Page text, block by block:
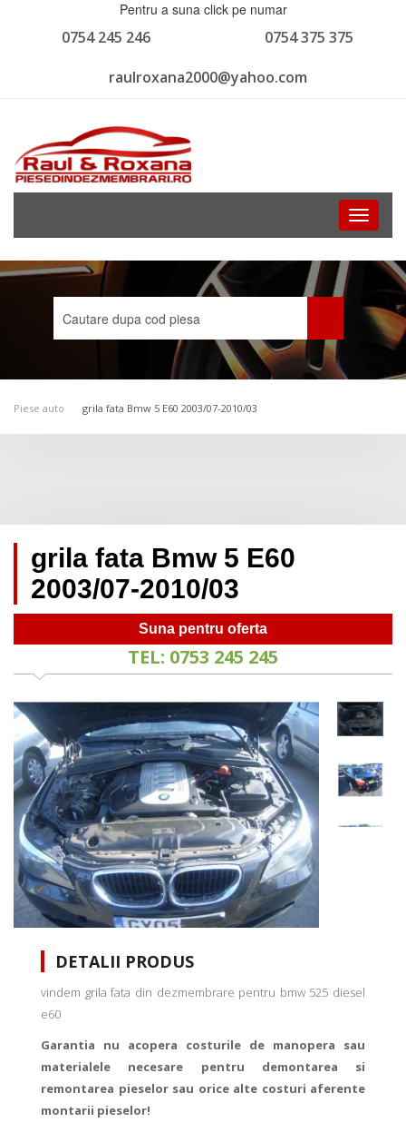
Pentru a suna click pe numar
0754 375 375
0754 245 246
raulroxana2000@yahoo.com
Toggle
Piese auto grila fata Bmw 5 E60 2003/07-2010/03
grila fata Bmw 5 E60
2003/07-2010/03
Suna pentru oferta
TEL: 0753 245 245
DETALII PRODUS
vindem grila fata din dezmembrare pentru bmw 525 diesel
e60
Garantia nu acopera costurile de manopera sau
materialele necesare pentru demontarea si
remontarea pieselor sau orice alte costuri aferente
montarii pieselor!